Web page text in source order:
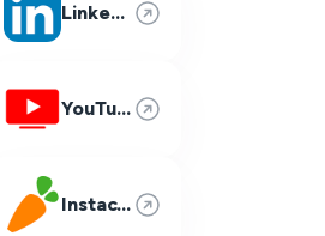
LinkedIn
YouTube TV
Instacart